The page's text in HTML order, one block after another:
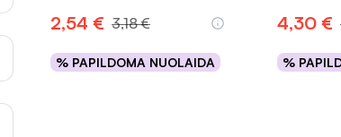
parinktas produktas dar ir drėkina, saugo bei
tiek viešose erdvėse, užtikrinant nuolatinę švarą
2,54 € 3,18 €
% PAPILDOMA NUOLAIDA
Į krepšelį
4,30 €
%
Į